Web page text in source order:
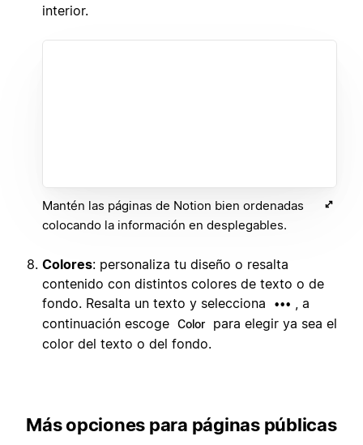
interior.
Mantén las páginas de Notion bien ordenadas
colocando la información en desplegables.
Colores: personaliza tu diseño o resalta
contenido con distintos colores de texto o de
fondo. Resalta un texto y selecciona
•••
, a
continuación escoge Color
para elegir ya sea el
color del texto o del fondo.
Más opciones para páginas públicas